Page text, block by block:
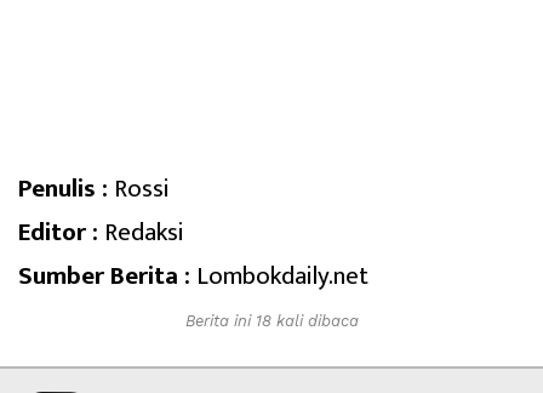
Penulis : Rossi
Editor : Redaksi
Sumber Berita : Lombokdaily.net
Berita ini 18 kali dibaca